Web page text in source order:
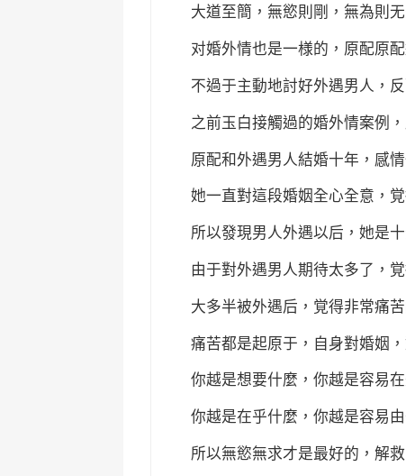
大道至簡，無慾則剛，無為則无
对婚外情也是一様的，原配原
不過于主動地討好外遇男人，
之前玉白接觸過的婚外情案例
原配和外遇男人結婚十年，感
她一直對這段婚姻全心全意，
所以發現男人外遇以后，她是
由于對外遇男人期待太多了，
大多半被外遇后，覚得非常痛苦
痛苦都是起原于，自身對婚姻
你越是想要什麼，你越是容易
你越是在乎什麼，你越是容易
所以無慾無求才是最好的，解